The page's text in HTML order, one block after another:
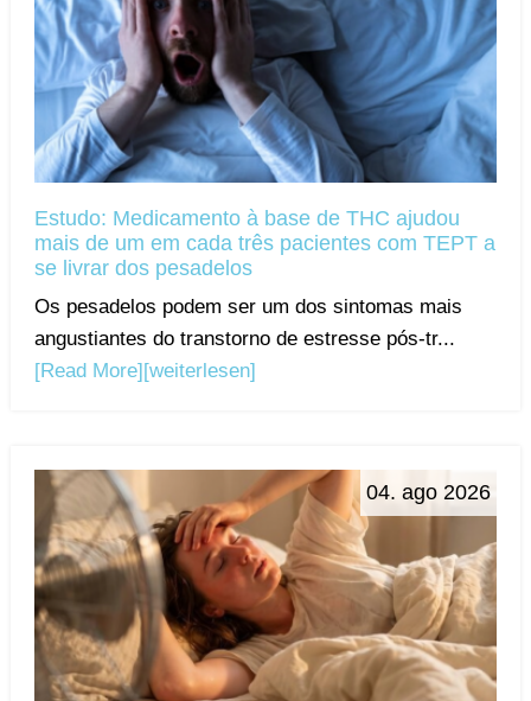
Estudo: Medicamento à base de THC ajudou
mais de um em cada três pacientes com TEPT a
se livrar dos pesadelos
Os pesadelos podem ser um dos sintomas mais
angustiantes do transtorno de estresse pós-tr...
[Read More][weiterlesen]
04. ago 2026